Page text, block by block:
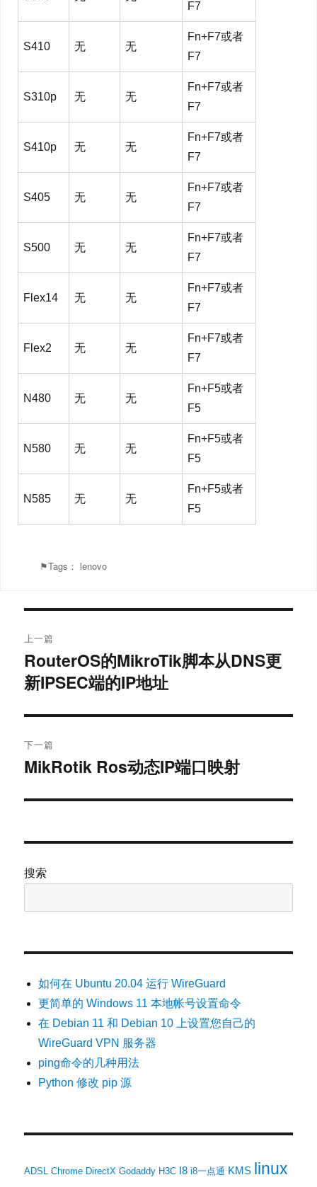
F7
S410 无 无
Fn+F7或者
F7
S310p 无 无
Fn+F7或者
F7
S410p 无 无
Fn+F7或者
F7
S405 无 无
Fn+F7或者
F7
S500 无 无
Fn+F7或者
F7
Flex14 无 无
Fn+F7或者
F7
Flex2 无 无
Fn+F7或者
F7
N480 无 无
Fn+F5或者
F5
N580 无 无
Fn+F5或者
F5
N585 无 无
Fn+F5或者
F5
⚑Tags： lenovo
章
导
航
上一篇
上
篇
章：
RouterOS的MikroTik脚本从DNS更
新IPSEC端的IP地址
下一篇
下
文
MikRotik Ros动态IP端口映射
搜索
如何在 Ubuntu 20.04 运行 WireGuard
更简单的 Windows 11 本地帐号设置命令
在 Debian 11 和 Debian 10 上设置您自己的
WireGuard VPN 服务器
ping命令的几种用法
Python 修改 pip 源
ADSL Chrome DirectX Godaddy H3C I8 i8一点通 KMS linux